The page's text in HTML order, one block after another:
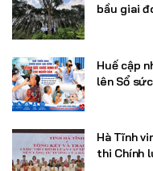
bầu giai
Huế cập
lên Sổ
Hà Tĩnh
thi Chính